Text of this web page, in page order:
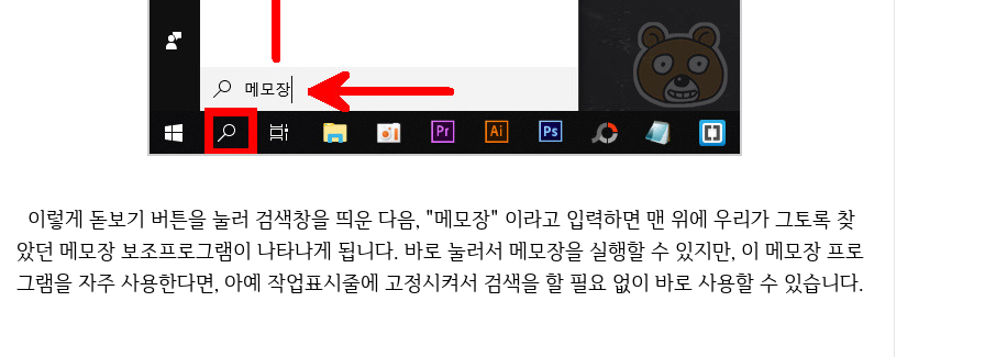
이렇게 돋보기 버튼을 눌러 검색창을 띄운 다음, "메모장" 이라고 입력하면 맨 위에 우리가 그토록 찾
았던 메모장 보조프로그램이 나타나게 됩니다. 바로 눌러서 메모장을 실행할 수 있지만, 이 메모장 프로
그램을 자주 사용한다면, 아예 작업표시줄에 고정시켜서 검색을 할 필요 없이 바로 사용할 수 있습니다.